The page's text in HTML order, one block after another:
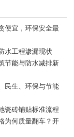
便宜，环保安全最
水工程渗漏现状
节能与防水减排新
民生、环保与节能
瓷砖铺贴标准流程
为何质量翻车？开